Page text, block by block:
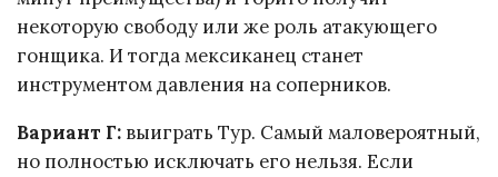
некоторую свободу или же роль атакующего
гонщика. И тогда мексиканец станет
инструментом давления на соперников.
Вариант Г: выиграть Тур. Самый маловероятный,
но полностью исключать его нельзя. Если